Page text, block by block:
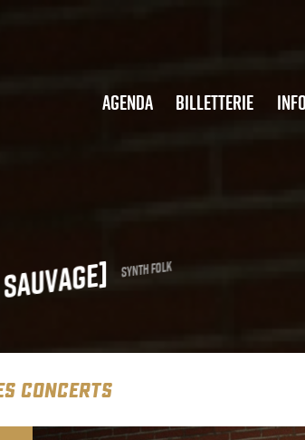
Agenda Billetterie
Synth Folk
CONCERTS